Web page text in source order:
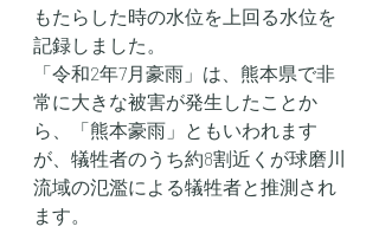
もたらした時の水位を上回る水位を
記録しました。
「令和2年7月豪雨」は、熊本県で非
常に大きな被害が発生したことか
ら、「熊本豪雨」ともいわれます
が、犠牲者のうち約8割近くが球磨川
流域の氾濫による犠牲者と推測され
ます。